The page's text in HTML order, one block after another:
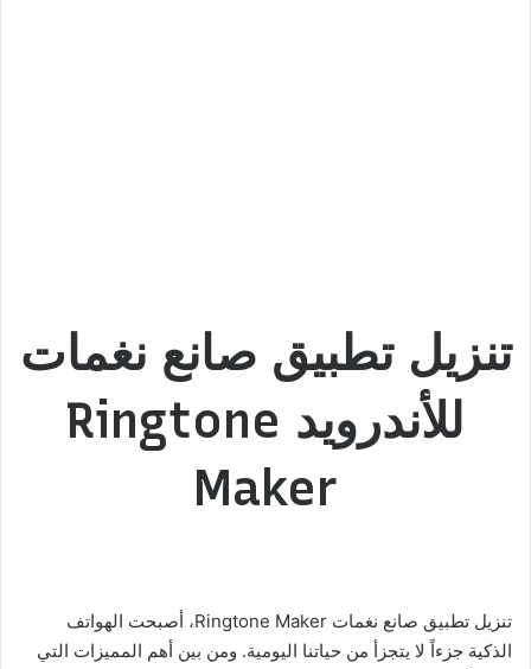
تنزيل تطبيق صانع نغمات
للأندرويد Ringtone
Maker
تنزيل تطبيق صانع نغمات Ringtone Maker، أصبحت الهواتف
الذكية جزءاً لا يتجزأ من حياتنا اليومية. ومن بين أهم المميزات التي